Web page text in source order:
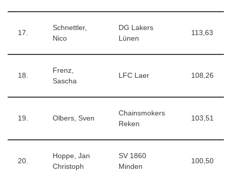
17.
Schnettler,
Nico
DG Lakers
Lünen
113,63
18.
Frenz,
Sascha
LFC Laer 108,26
19. Olbers, Sven
Chainsmokers
Reken
103,51
20.
Hoppe, Jan
Christoph
SV 1860
Minden
100,50